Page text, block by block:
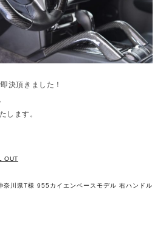
決頂きました！
します。
OUT
奈川県T様 955カイエンベースモデル 右ハンドル